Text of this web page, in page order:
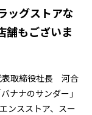
ッグストアな
舗もございま
表取締役社長 河合
ナナのサンダー」
ンスストア、スー